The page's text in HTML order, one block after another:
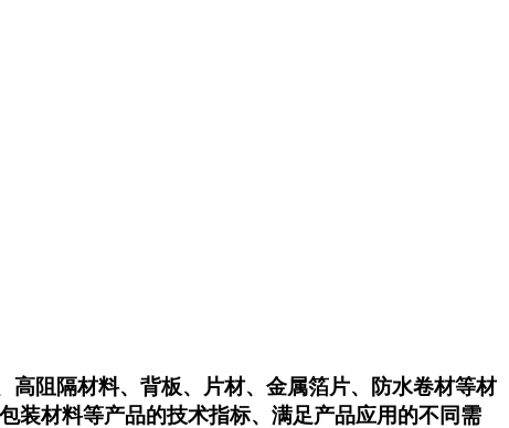
阻隔材料、背板、片材、金属箔片、防水卷材等材
装材料等产品的技术指标、满足产品应用的不同需